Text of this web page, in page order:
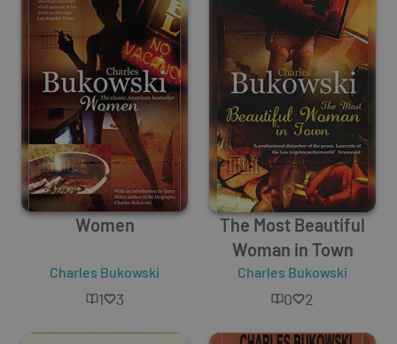
Women
Charles Bukowski
1 3
The Most Beautiful
Woman in Town
Charles Bukowski
0 2